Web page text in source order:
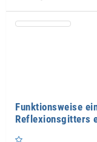
Funktionsweise
Reflexionsgitters